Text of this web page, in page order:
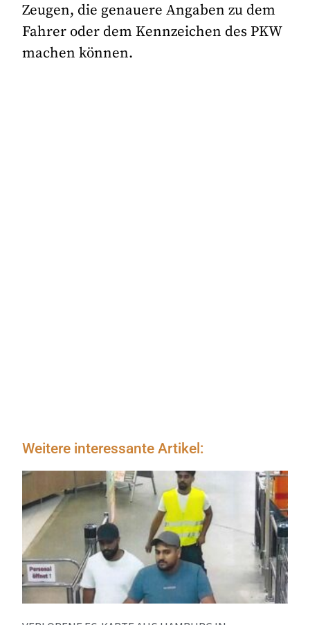
Zeugen, die genauere Angaben zu dem
Fahrer oder dem Kennzeichen des PKW
machen können.
Weitere interessante Artikel: